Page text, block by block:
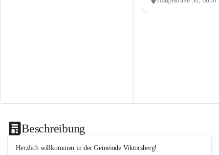
Beschreibung
Herzlich willkommen in der Gemeinde Viktorsberg!